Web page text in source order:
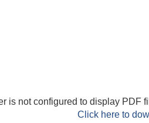
is not configured to display PDF
Click here to